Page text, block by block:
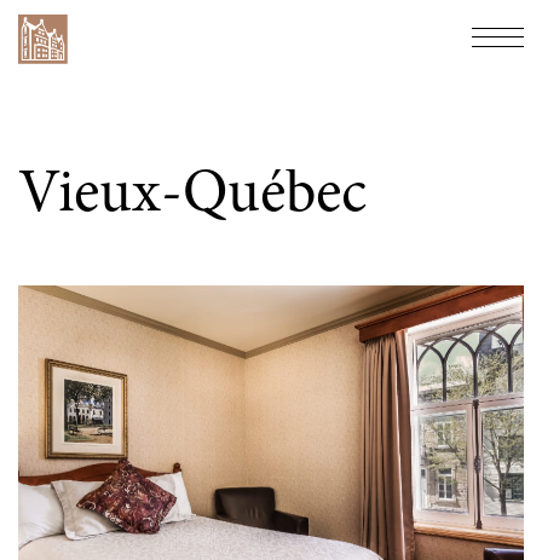
Hôtel Château Bellevue
Vieux-Québec